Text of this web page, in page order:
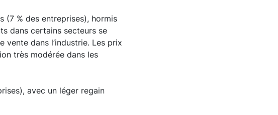
(7 % des entreprises), hormis
dans certains secteurs se
dans l’industrie. Les prix
très modérée dans les
avec un léger regain